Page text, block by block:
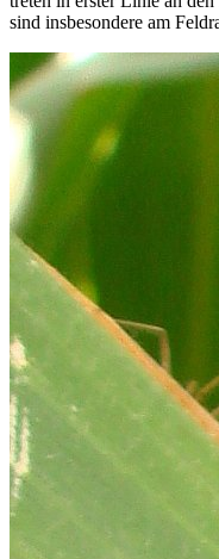
sind insbesondere am